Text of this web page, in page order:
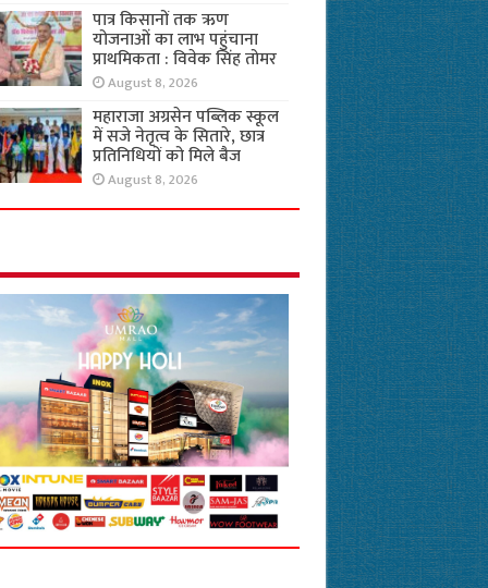
पात्र किसानों तक ऋण
योजनाओं का लाभ पहुंचाना
प्राथमिकता : विवेक सिंह तोमर
August 8, 2026
महाराजा अग्रसेन पब्लिक स्कूल
में सजे नेतृत्व के सितारे, छात्र
प्रतिनिधियों को मिले बैज
August 8, 2026